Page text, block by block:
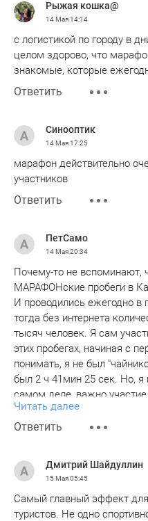
Рыжая кошка@
14 Мая14:14
с логистикой по городу в
целом здорово, что
знакомые, которые
Ответить
Синооптик
14 Мая17:25
марафон действительно
участников
Ответить
ПетСамо
14 Мая20:34
Почему-то не вспоминают,
МАРАФОНские пробеги в
И проводились ежегодно в
тогда без интернета
тысяч человек. Я сам
этих пробегах, начиная с
понимать, я не был
был 2 ч 41мин 25 сек. Но, я
самом деле, важно
просто ГИГАНТ! возродить
раскрутить его! Класс!
Читать далее
Ответить
Дмитрий Шайдуллин
15 Мая05:45
Самый главный эффект
туристов. Не одно